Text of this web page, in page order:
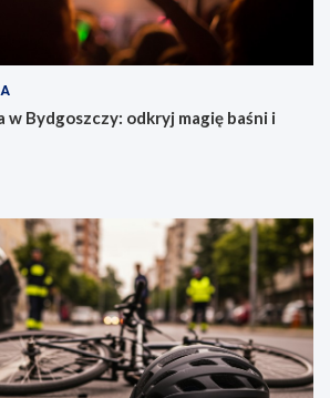
Bydgoszczy: odkryj magię baśni i